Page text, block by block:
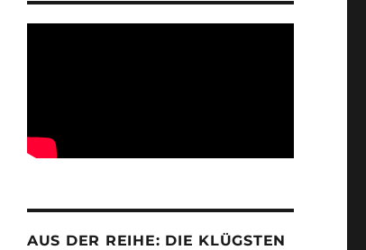
AUS DER REIHE: DIE KLÜGSTEN